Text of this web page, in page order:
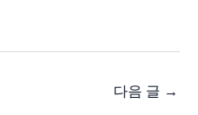
다음 글 →